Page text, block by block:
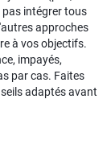
intégrer tous
approches
à vos objectifs.
impayés,
par cas. Faites
adaptés avant